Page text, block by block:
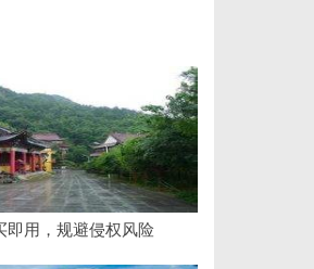
即用，规避侵权风险